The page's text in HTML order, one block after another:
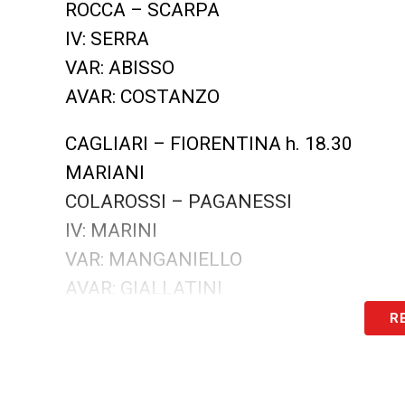
ROCCA – SCARPA
IV: SERRA
VAR: ABISSO
AVAR: COSTANZO
CAGLIARI – FIORENTINA h. 18.30
MARIANI
COLAROSSI – PAGANESSI
IV: MARINI
VAR: MANGANIELLO
AVAR: GIALLATINI
CROTONE – H. VERONA Giovedì 13/05